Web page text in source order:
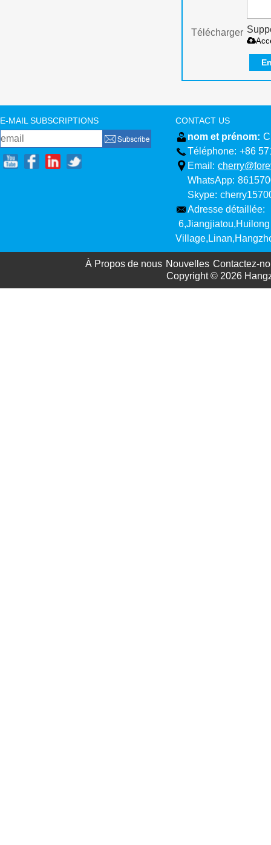
Télécharger
E-MAIL SUBSCRIPTIONS CONTACT US
nom et prénom:
Téléphone: +86
Email:
WhatsApp:
Skype:
Adresse détaillée:
6,Jiangjiatou,Huilong
À Propos de nous Nouvelles Contactez-
Copyright © 2026